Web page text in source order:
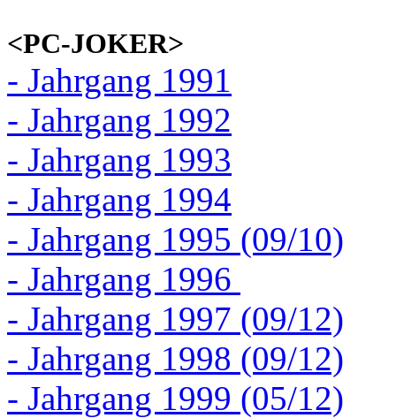
<PC-JOKER>
- Jahrgang 1991
- Jahrgang 1992
- Jahrgang 1993
- Jahrgang 1994
- Jahrgang 1995 (09/10)
- Jahrgang 1996
- Jahrgang 1997 (09/12)
- Jahrgang 1998 (09/12)
- Jahrgang 1999 (05/12)